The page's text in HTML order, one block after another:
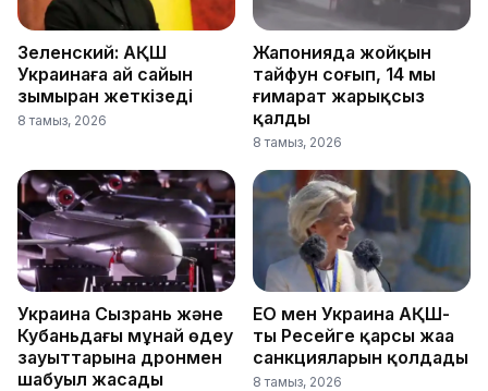
Зеленский: АҚШ
Украинаға ай сайын
зымыран жеткізеді
8 тамыз, 2026
Жапонияда жойқын
тайфун соғып, 14 мың
ғимарат жарықсыз
қалды
8 тамыз, 2026
Украина Сызрань және
Кубаньдағы мұнай өңдеу
зауыттарына дронмен
шабуыл жасады
ЕО мен Украина АҚШ-
тың Ресейге қарсы жаңа
санкцияларын қолдады
8 тамыз, 2026